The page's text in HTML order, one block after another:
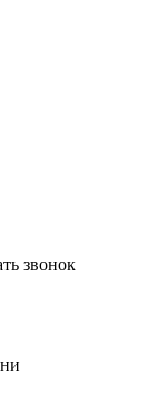
звонок